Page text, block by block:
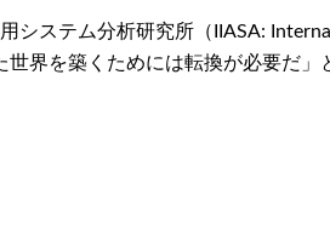
システム分析研究所（IIASA:
界を築くためには転換が必要だ」